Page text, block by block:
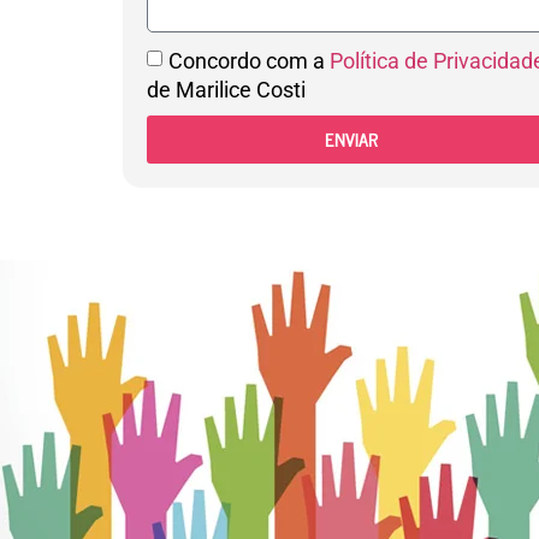
Concordo com a Política de
de Marilice Costi
ENVIAR